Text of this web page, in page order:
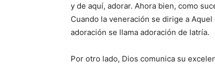
y de aquí, adorar. Ahora bien, como
Cuando la veneración se dirige a
adoración se llama adoración de latría.
Por otro lado, Dios comunica su